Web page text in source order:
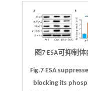
图7 ESA可抑制
Fig.7 ESA
blocking its